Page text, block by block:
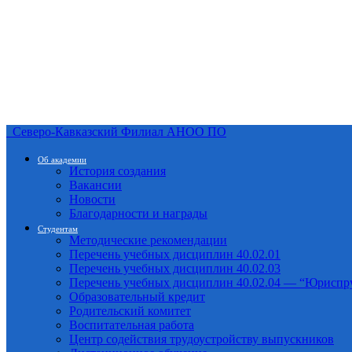
Северо-Кавказский Филиал АНОО ПО
Об академии
История создания
Вакансии
Новости
Благодарности и награды
Студентам
Методические рекомендации
Перечень учебных дисциплин 40.02.01
Перечень учебных дисциплин 40.02.03
Перечень учебных дисциплин 40.02.04 —
Образовательный кредит
Родительский комитет
Воспитательная работа
Центр содействия трудоустройству выпускников